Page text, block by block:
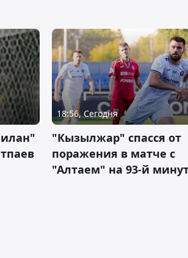
18:56, Сегодня
"Кызылжар" спасся от
поражения в матче с
"Алтаем" на 93-й